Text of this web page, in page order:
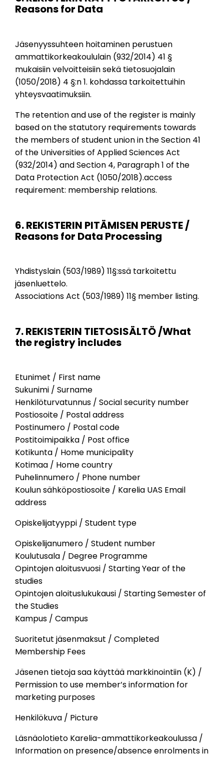
Reasons for Data
Jäsenyyssuhteen hoitaminen perustuen
ammattikorkeakoululain (932/2014) 41 §
mukaisiin velvoitteisiin sekä tietosuojalain
(1050/2018) 4 §:n 1. kohdassa tarkoitettuihin
yhteysvaatimuksiin.
The retention and use of the register is mainly
based on the statutory requirements towards
the members of student union in the Section 41
of the Universities of Applied Sciences Act
(932/2014) and Section 4, Paragraph 1 of the
Data Protection Act (1050/2018).access
requirement: membership relations.
6. REKISTERIN PITÄMISEN PERUSTE /
Reasons for Data Processing
Yhdistyslain (503/1989) 11§:ssä tarkoitettu
jäsenluettelo.
Associations Act (503/1989) 11§ member listing.
7. REKISTERIN TIETOSISÄLTÖ /What
the registry includes
Etunimet / First name
Sukunimi / Surname
Henkilöturvatunnus / Social security number
Postiosoite / Postal address
Postinumero / Postal code
Postitoimipaikka / Post office
Kotikunta / Home municipality
Kotimaa / Home country
Puhelinnumero / Phone number
Koulun sähköpostiosoite / Karelia UAS Email
address
Opiskelijatyyppi / Student type
Opiskelijanumero / Student number
Koulutusala / Degree Programme
Opintojen aloitusvuosi / Starting Year of the
studies
Opintojen aloituslukukausi / Starting Semester of
the Studies
Kampus / Campus
Suoritetut jäsenmaksut / Completed
Membership Fees
Jäsenen tietoja saa käyttää markkinointiin (K) /
Permission to use member’s information for
marketing purposes
Henkilökuva / Picture
Läsnäolotieto Karelia-ammattikorkeakoulussa /
Information on presence/absence enrolments in